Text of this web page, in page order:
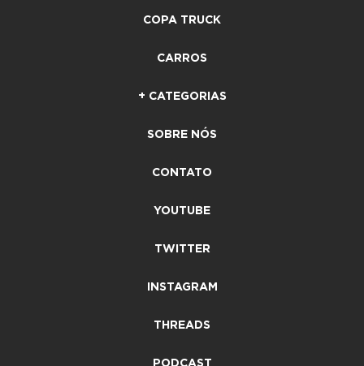
COPA TRUCK
CARROS
+ CATEGORIAS
SOBRE NÓS
CONTATO
YOUTUBE
TWITTER
INSTAGRAM
THREADS
PODCAST